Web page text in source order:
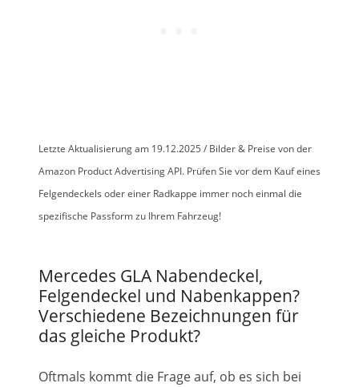
Letzte Aktualisierung am 19.12.2025 / Bilder & Preise von der
Amazon Product Advertising API. Prüfen Sie vor dem Kauf eines
Felgendeckels oder einer Radkappe immer noch einmal die
spezifische Passform zu Ihrem Fahrzeug!
Mercedes GLA Nabendeckel,
Felgendeckel und Nabenkappen?
Verschiedene Bezeichnungen für
das gleiche Produkt?
Oftmals kommt die Frage auf, ob es sich bei